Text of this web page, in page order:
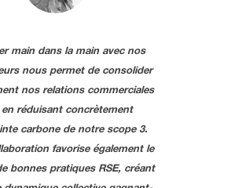
main dans la main avec nos
nous permet de consolider
nos relations commerciales
réduisant concrètement
carbone de notre scope 3.
favorise également le
bonnes pratiques RSE, créant